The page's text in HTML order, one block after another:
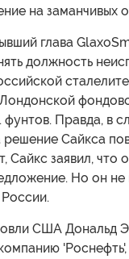
на заманчивых
глава
должность
Правда, в
решение Сайкса
Сайкс заявил, что
Но он не
США Дональд